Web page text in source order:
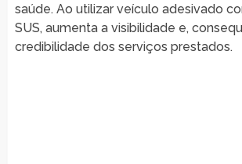
saúde. Ao utilizar veículo adesivado
SUS, aumenta a visibilidade e,
credibilidade dos serviços prestados.